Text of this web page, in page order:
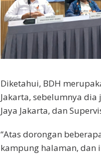
Diketahui, BDH
Jakarta, sebelumnya
Jaya Jakarta, dan
“Atas dorongan
kampung halaman, dan